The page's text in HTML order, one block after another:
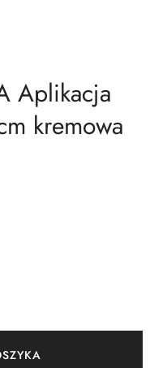
Aplikacja
kremowa